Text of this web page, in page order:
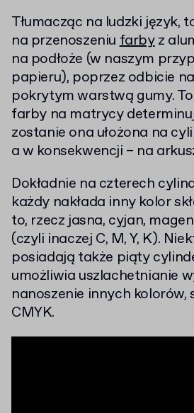
Tłumacząc na ludzki język,
na przenoszeniufarbyz
na podłoże (w naszym
papieru), poprzez odbicie
pokrytym warstwą gumy. To
farby na matrycy
zostanie ona ułożona na
a w konsekwencji – na
Dokładnie na czterech
każdy nakłada inny kolor
to, rzecz jasna, cyjan,
(czyli inaczej C, M, Y, K).
posiadają także piąty
umożliwia uszlachetnianie
nanoszenie innych kolorów,
CMYK.